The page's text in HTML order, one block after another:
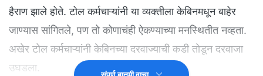
हैराण झाले होते. टोल कर्मचाऱ्यांनी या व्यक्तीला केबिनमधून बाहेर
जाण्यास सांगितले, पण तो कोणाचंही ऐकण्याच्या मनस्थितीत नव्हता.
अखेर टोल कर्मचाऱ्यांनी केबिनच्या दरवाज्याची कडी तोडून दरवाजा
उघडला.